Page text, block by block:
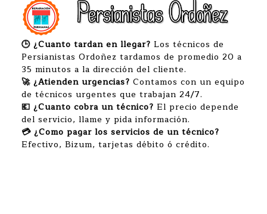
🕒 ¿Cuanto tardan en llegar? Los técnicos de
Persianistas Ordoñez tardamos de promedio 20 a
35 minutos a la dirección del cliente.
🚀 ¿Atienden urgencias? Contamos con un equipo
de técnicos urgentes que trabajan 24/7.
💶 ¿Cuanto cobra un técnico? El precio depende
del servicio, llame y pida información.
💳 ¿Como pagar los servicios de un técnico?
Efectivo, Bizum, tarjetas débito ó crédito.